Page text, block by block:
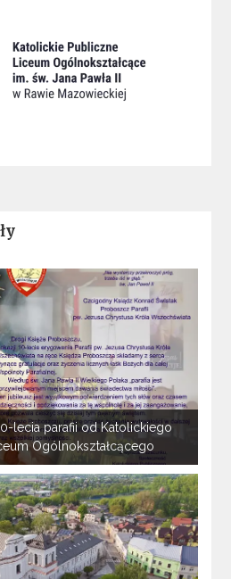
lecia parafii od Katolickiego
Ogólnokształcącego